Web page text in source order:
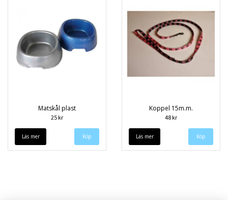
Matskål plast
25 kr
Läs mer
Koppel 15m.m.
48 kr
Läs mer Köp